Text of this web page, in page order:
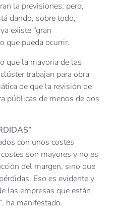
la previsiones, pero,
dando, sobre todo,
existe “gran
que pueda ocurrir.
que la mayoría de las
trabajan para obra
de que la revisión de
públicas de menos de dos
con unos costes
son mayores y no es
del margen, sino que
Eso es evidente y
las empresas que están
ha manifestado.